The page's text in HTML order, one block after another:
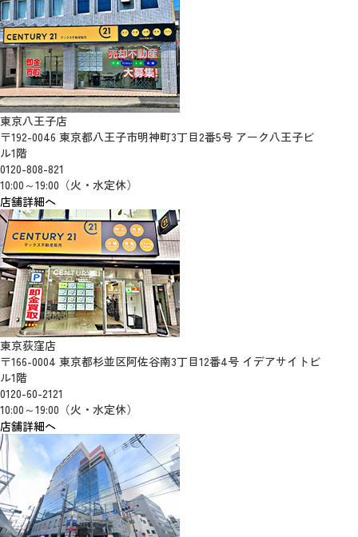
東京八王子店
〒192-0046 東京都八王子市明神町3丁目2番5号 アーク八王子ビ
ル1階
0120-808-821
10:00～19:00（火・水定休）
店舗詳細へ
東京荻窪店
〒166-0004 東京都杉並区阿佐谷南3丁目12番4号 イデアサイトビ
ル1階
0120-60-2121
10:00～19:00（火・水定休）
店舗詳細へ